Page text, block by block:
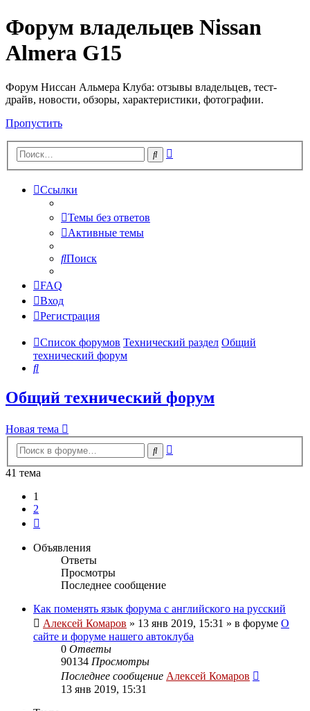
Форум владельцев Nissan
Almera G15
Форум Ниссан Альмера Клуба: отзывы владельцев, тест-
драйв, новости, обзоры, характеристики, фотографии.
Пропустить
Поиск
Ссылки
Темы без ответов
Активные темы
Поиск
FAQ
Вход
Регистрация
Список форумов Технический раздел Общий
технический форум
Поиск
Общий технический форум
Новая тема
Поиск
41 тема
1
2
Объявления
Ответы
Просмотры
Последнее сообщение
Как поменять язык форума с английского на русский
Алексей Комаров » 13 янв 2019, 15:31 » в форуме О
сайте и форуме нашего автоклуба
0 Ответы
90134 Просмотры
Последнее сообщение Алексей Комаров
13 янв 2019, 15:31